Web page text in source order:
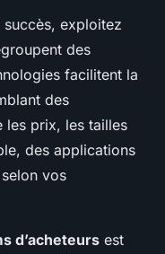
exploitez
des
facilitent la
des
les prix, les tailles
des applications
vos
d’acheteurs est